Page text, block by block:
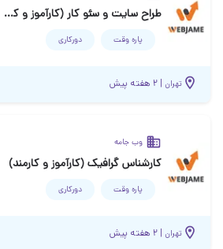
طراح سایت و سئو کار (کارآموز و کارمند)
پاره وقت دورکاری
تهران | ۲ هفته پیش
وب جامه
کارشناس گرافیک (کارآموز و کارمند)
پاره وقت دورکاری
تهران | ۲ هفته پیش